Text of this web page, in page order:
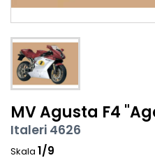
MV Agusta F4
Italeri 4626
Skala 1/9